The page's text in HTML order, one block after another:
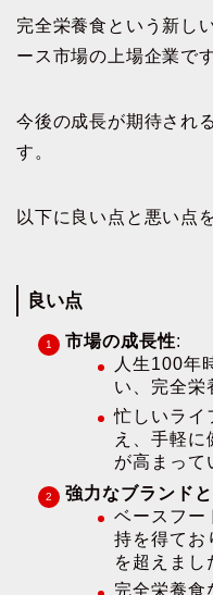
完全栄養食という新し
ース市場の上場企業です
今後の成長が期待され
す。
以下に良い点と悪い点
良い点
市場の成長性:
人生100年
い、完全栄
忙しいライ
え、手軽
が高まって
強力なブランド
ベースフー
持を得てお
を超えまし
完全栄養食